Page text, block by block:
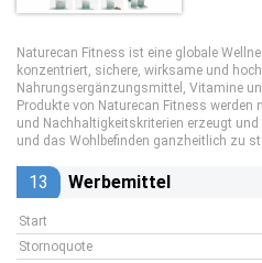
Naturecan Fitness ist eine globale
konzentriert, sichere, wirksame und
Nahrungsergänzungsmittel, Vitamine
Produkte von Naturecan Fitness
und Nachhaltigkeitskriterien erzeugt
und das Wohlbefinden ganzheitlich zu
13 Werbemittel
Start
Stornoquote